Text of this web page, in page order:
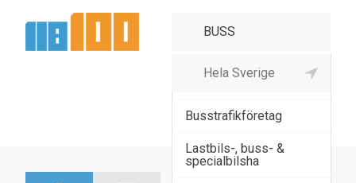
Bussresearrangör,
bussuthyrning
Busstrafikföretag
Lastbils-, buss- &
specialbilsha